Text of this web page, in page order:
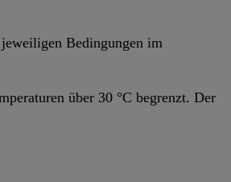
Bedingungen im
über 30 °C begrenzt. Der